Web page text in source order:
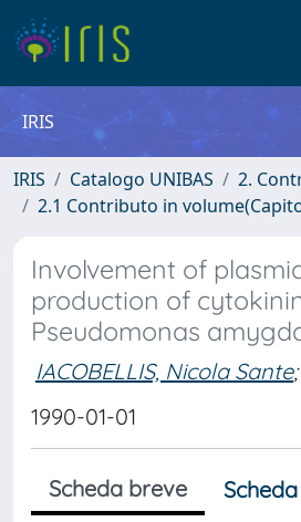
IRIS
IRIS Catalogo UNIBAS
2.
2.1 Contributo in
Involvement of
production of
Pseudomonas
IACOBELLIS, Nicola Sante;
1990-01-01
Scheda breve